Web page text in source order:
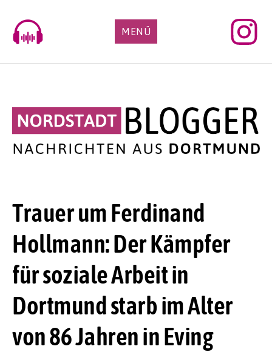
content
MENÜ
Trauer um Ferdinand
Hollmann: Der Kämpfer
für soziale Arbeit in
Dortmund starb im Alter
von 86 Jahren in Eving